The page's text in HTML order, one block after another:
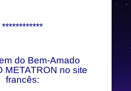
************
do Bem-Amado
METATRON no site
francês: